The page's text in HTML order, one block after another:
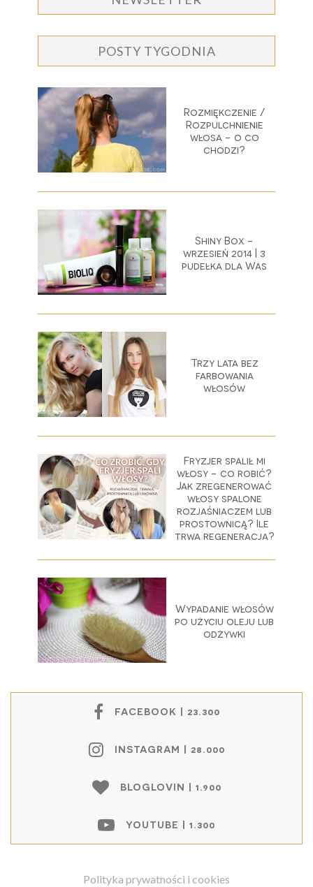
POSTY TYGODNIA
Rozmiękczenie /
Rozpulchnienie
włosa - o co
chodzi?
Shiny Box -
wrzesień 2014 | 3
pudełka dla Was
Trzy lata bez
farbowania
włosów
Fryzjer spalił mi
włosy - co robić?
Jak zregenerować
włosy spalone
rozjaśniaczem lub
prostownicą? Ile
trwa regeneracja?
Wypadanie włosów
po użyciu oleju lub
odżywki
FACEBOOK | 23.300
INSTAGRAM | 28.000
BLOGLOVIN | 1.900
YOUTUBE | 1.300
Polityka prywatności i cookies